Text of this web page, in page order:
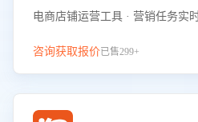
电商店铺运营工具 · 营销任务实
咨询获取报价已售299+